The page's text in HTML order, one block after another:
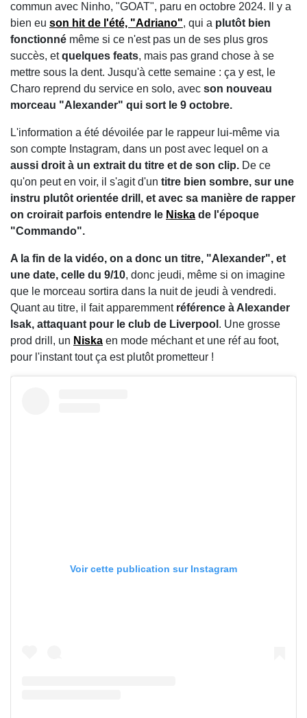
commun avec Ninho, "GOAT", paru en octobre 2024. Il y a
bien eu son hit de l'été, "Adriano", qui a plutôt bien
fonctionné même si ce n'est pas un de ses plus gros
succès, etquelques feats, mais pas grand chose à se
mettre sous la dent. Jusqu'à cette semaine : ça y est, le
Charo reprend du service en solo, avec son nouveau
morceau "Alexander" qui sort le 9 octobre.
L'information a été dévoilée par le rappeur lui-même via
son compte Instagram, dans un post avec lequel on a
aussi droit à un extrait du titre et de son clip. De ce
qu'on peut en voir, il s'agit d'un titre bien sombre, sur une
instru plutôt orientée drill, et avec sa manière de rapper
on croirait parfois entendre le Niska de l'époque
"Commando".
A la fin de la vidéo, on a donc un titre, "Alexander", et
une date, celle du 9/10, donc jeudi, même si on imagine
que le morceau sortira dans la nuit de jeudi à vendredi.
Quant au titre, il fait apparemment référence à Alexander
Isak, attaquant pour le club de Liverpool . Une grosse
prod drill, un Niska en mode méchant et une réf au foot,
pour l'instant tout ça est plutôt prometteur !
Voir cette publication sur Instagram